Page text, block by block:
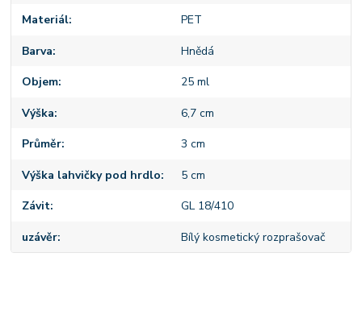
Materiál PET
Barva Hnědá
Objem 25 ml
Výška 6,7 cm
Průměr 3 cm
Výška lahvičky pod hrdlo 5 cm
Závit GL 18/410
uzávěr Bílý kosmetický rozprašovač